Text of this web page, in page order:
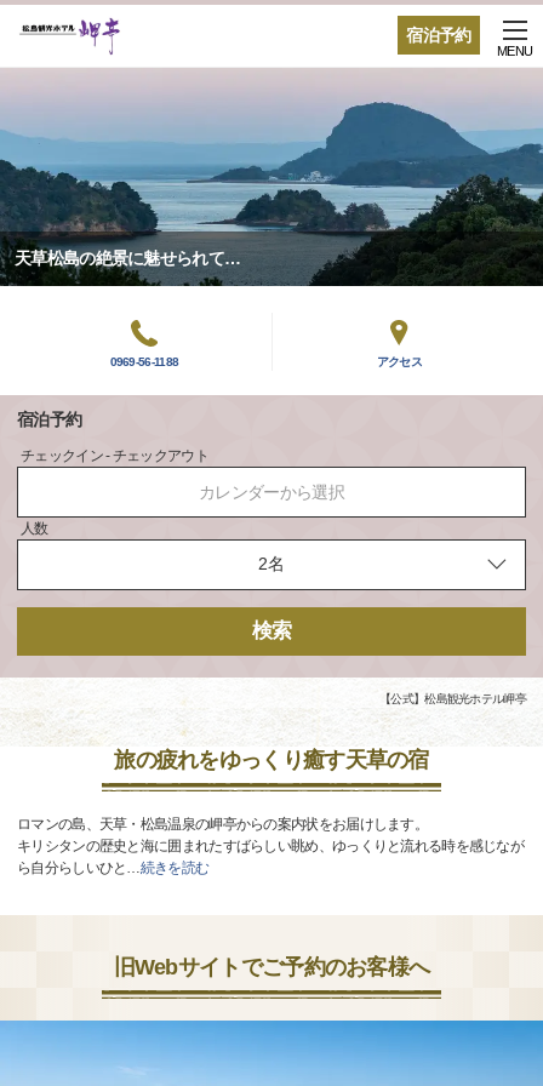
宿泊予約
MENU
天草松島の絶景に魅せられて…
0969-56-1188 アクセス
宿泊予約
チェックイン - チェックアウト
カレンダーから選択
人数
検索
【公式】松島観光ホテル岬亭
旅の疲れをゆっくり癒す天草の宿
ロマンの島、天草・松島温泉の岬亭からの案内状をお届けします。
キリシタンの歴史と海に囲まれたすばらしい眺め、ゆっくりと流れる時を感じなが
ら自分らしいひと …続きを読む
旧Webサイトでご予約のお客様へ